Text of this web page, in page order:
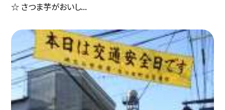
☆ さつま芋がおいし...